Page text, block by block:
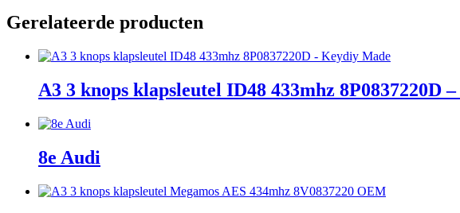
Gerelateerde producten
A3 3 knops klapsleutel ID48 433mhz 8P0837220D
8e Audi